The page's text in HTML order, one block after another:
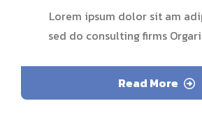
Lorem ipsum dolor sit am
sed do consulting firms
Read More